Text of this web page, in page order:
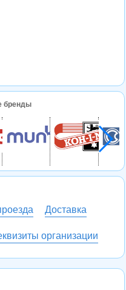
бренды
Доставка
организации